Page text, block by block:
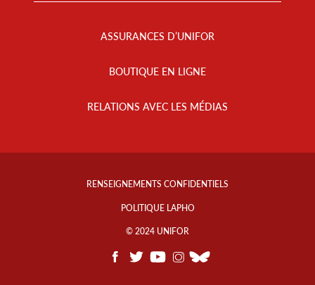
ASSURANCES D’UNIFOR
BOUTIQUE EN LIGNE
RELATIONS AVEC LES MÉDIAS
Footer
RENSEIGNEMENTS CONFIDENTIELS
POLITIQUE LAPHO
© 2024 UNIFOR